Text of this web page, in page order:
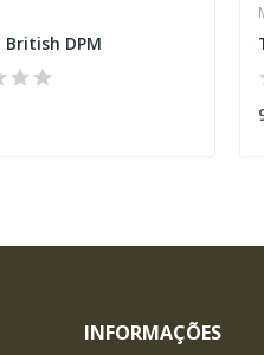
DPM
INFORMAÇÕES